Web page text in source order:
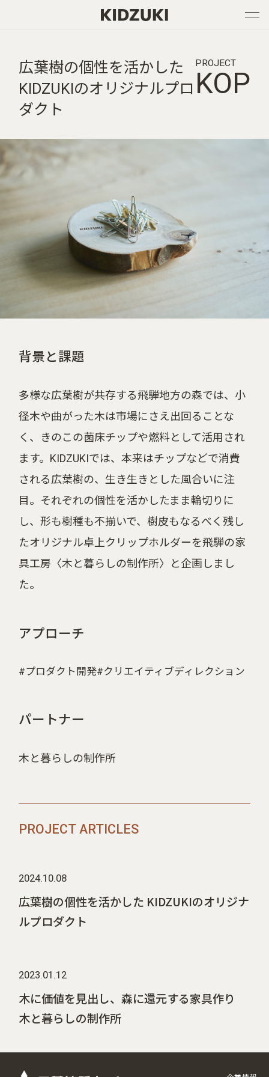
広葉樹の個性を活かした
KIDZUKIのオリジナルプロ
ダクト
PROJECT
KOP
背景と課題
多様な広葉樹が共存する飛騨地方の森では、小
径木や曲がった木は市場にさえ出回ることな
く、きのこの菌床チップや燃料として活用され
ます。KIDZUKIでは、本来はチップなどで消費
される広葉樹の、生き生きとした風合いに注
目。それぞれの個性を活かしたまま輪切りに
し、形も樹種も不揃いで、樹皮もなるべく残し
たオリジナル卓上クリップホルダーを飛騨の家
具工房〈木と暮らしの制作所〉と企画しまし
た。
アプローチ
プロダクト開発 クリエイティブディレクション
パートナー
木と暮らしの制作所
PROJECT ARTICLES
2024.10.08
広葉樹の個性を活かした KIDZUKIのオリジナ
ルプロダクト
2023.01.12
木に価値を見出し、森に還元する家具作り
木と暮らしの制作所